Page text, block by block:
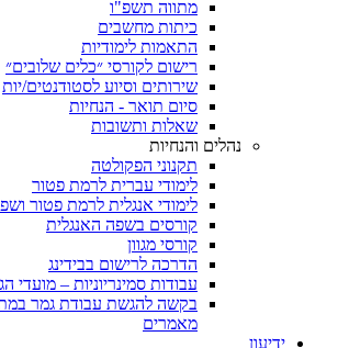
מתווה תשפ"ו
כיתות מחשבים
התאמות לימודיות
רישום לקורסי ״כלים שלובים״
שירותים וסיוע לסטודנטים/יות
סיום תואר - הנחיות
שאלות ותשובות
נהלים והנחיות
תקנוני הפקולטה
לימודי עברית לרמת פטור
לימודי אנגלית לרמת פטור
קורסים בשפה האנגלית
קורסי מגוון
הדרכה לרישום בבידינג
עבודות סמינריוניות – מועדי
בקשה להגשת עבודת גמר
מאמרים
ידיעון